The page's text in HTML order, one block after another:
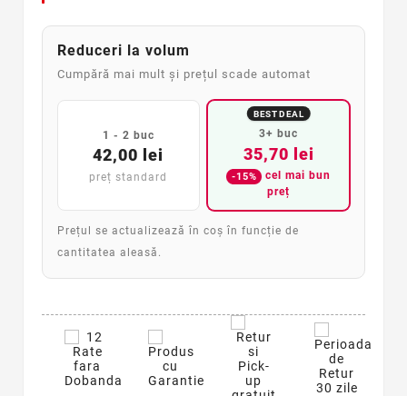
Reduceri la volum
Cumpără mai mult și prețul scade automat
1 - 2 buc
42,00 lei
preț standard
BEST DEAL
3+ buc
35,70 lei
-15%
cel mai bun
preț
Prețul se actualizează în coș în funcție de
cantitatea aleasă.